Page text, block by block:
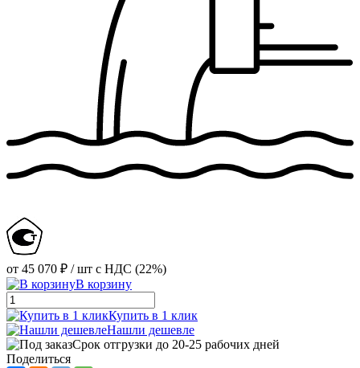
от 45 070 ₽ / шт с НДС (22%)
В корзину
Купить в 1 клик
Нашли дешевле
Срок отгрузки до 20-25 рабочих дней
Поделиться